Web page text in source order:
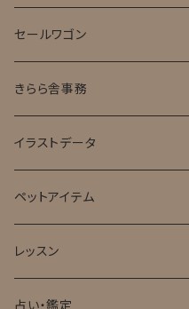
セールワゴン
きらら舎事務
イラストデータ
ペットアイテム
レッスン
占い・鑑定